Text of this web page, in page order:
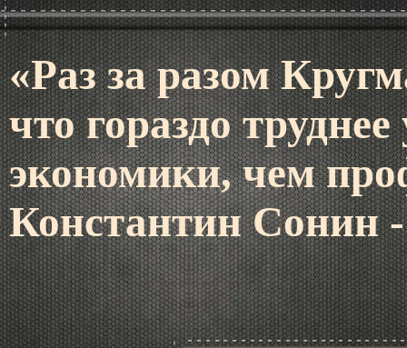
«Раз за разом
что гораздо
экономики, чем
Константин Сонин